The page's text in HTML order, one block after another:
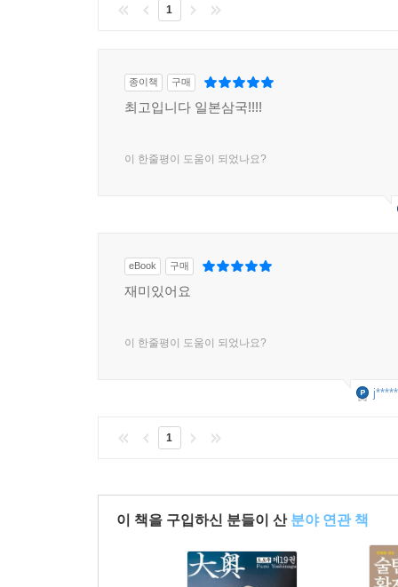
1
종이책 구매
최고입니다 일본삼국!!!!
이 한줄평이 도움이 되었나요?
eBook 구매
재미있어요
이 한줄평이 도움이 되었나요?
1
이 책을 구입하신 분들이 산 분야 연관 책